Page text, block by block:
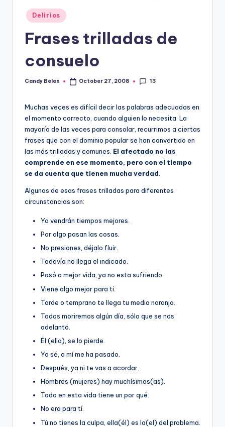
Posted
in
Delirios
Frases trilladas de
consuelo
Posted
Candy Belen October 27, 2008 13
Muchas veces es difí­cil decir las palabras adecuadas en
el momento correcto, cuando alguien lo necesita. La
mayorí­a de las veces para consolar, recurrimos a ciertas
frases que con el dominio popular se han convertido en
las más trilladas y comunes. El afectado no las
comprende en ese momento, pero con el tiempo
se da cuenta que tienen mucha verdad.
Algunas de esas frases trilladas para diferentes
circunstancias son:
Ya vendrán tiempos mejores.
Por algo pasan las cosas.
No presiones, déjalo fluir.
Todaví­a no llega el indicado.
Pasó a mejor vida, ya no esta sufriendo.
Viene algo mejor para tí­.
Tarde o temprano te llega tu media naranja.
Todos moriremos algún dí­a, sólo que se nos
adelantó.
Él (ella), se lo pierde.
Ya sé, a mí­ me ha pasado.
Después, ya ni te vas a acordar.
Hombres (mujeres) hay muchí­simos(as).
Todo en esta vida tiene un por qué.
No era para tí­.
Tú no tienes la culpa, ella(él) es la(el) del problema.